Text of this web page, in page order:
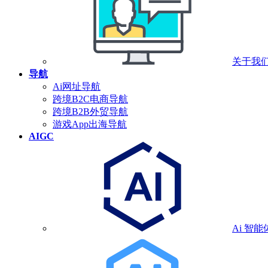
关于我
导航
Ai网址导航
跨境B2C电商导航
跨境B2B外贸导航
游戏App出海导航
AIGC
Ai 智能